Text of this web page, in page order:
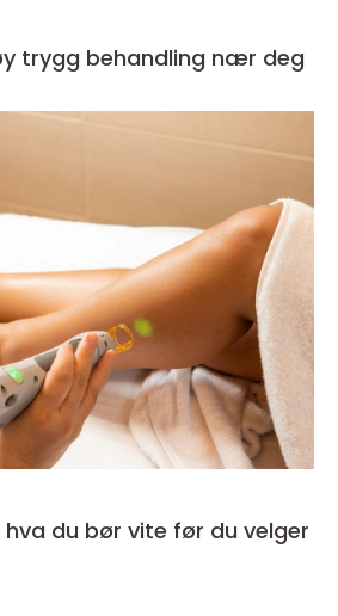
Tannlege osterøy trygg behandling nær deg